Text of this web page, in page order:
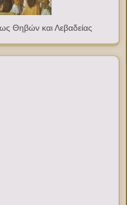
Θηβών και Λεβαδείας